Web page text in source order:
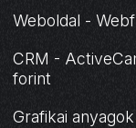
Weboldal -
CRM -
forint
Grafikai